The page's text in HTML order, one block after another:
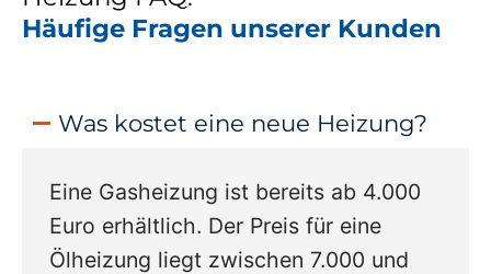
Häufige Fragen unserer Kunden
Was kostet eine neue Heizung?
Eine Gasheizung ist bereits ab 4.000
Euro erhältlich. Der Preis für eine
Ölheizung liegt zwischen 7.000 und